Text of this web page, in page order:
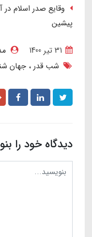
وقایع صدر اسلام
پیشین
شب قدر جهان
دیدگاه خود را